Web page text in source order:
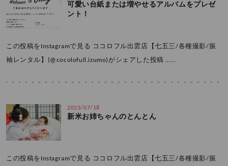
可愛い台紙または増やせるアルバムをプレゼ
ント！
この投稿をInstagramで見る ココロフル出雲店【七五三/各種撮影/振
袖レンタル】(@cocolofull.izumo)がシェアした投稿 ……
2023/07/18
新米お姉ちゃんのとんとん
この投稿をInstagramで見る ココロフル出雲店【七五三/各種撮影/振